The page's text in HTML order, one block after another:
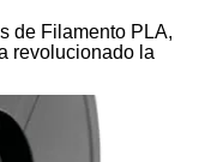
de Filamento PLA,
revolucionado la